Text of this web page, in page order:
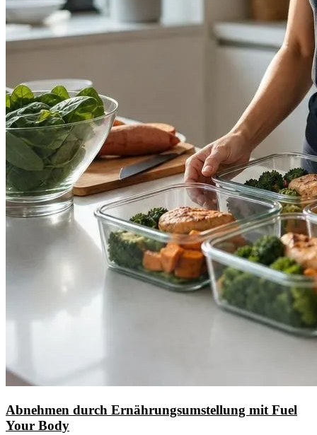
Abnehmen durch Ernährungsumstellung mit Fuel
Your Body